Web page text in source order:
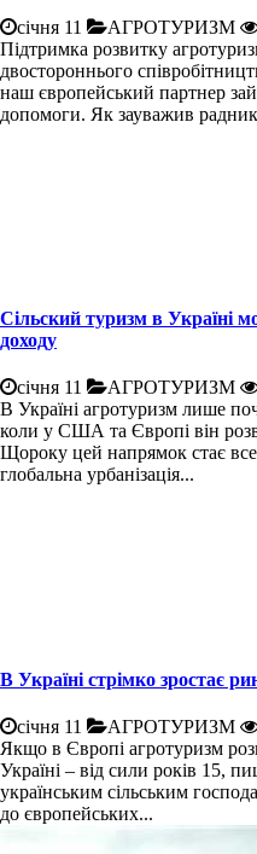
січня 11 АГРОТУРИЗМ
Підтримка розвитку
двостороннього
наш європейський партнер
допомоги. Як зауважив
Сільский туризм в Україні
доходу
січня 11 АГРОТУРИЗМ
В Україні агротуризм лише
коли у США та Європі він
Щороку цей напрямок стає
глобальна урбанізація...
В Україні стрімко зростає
січня 11 АГРОТУРИЗМ
Якщо в Європі агротуризм
Україні – від сили років 15,
українським сільським
до європейських...